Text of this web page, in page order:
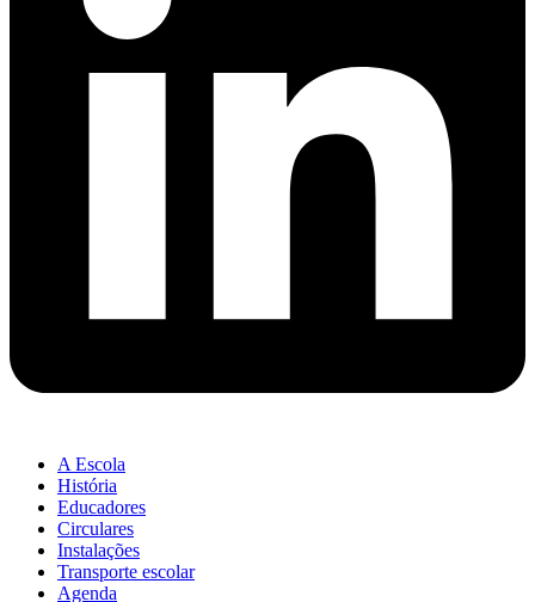
A Escola
História
Educadores
Circulares
Instalações
Transporte escolar
Agenda